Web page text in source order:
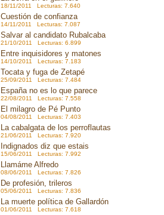
18/11/2011 Lecturas: 7.640
Cuestión de confianza
14/11/2011 Lecturas: 7.087
Salvar al candidato Rubalcaba
21/10/2011 Lecturas: 6.899
Entre inquisidores y matones
14/10/2011 Lecturas: 7.183
Tocata y fuga de Zetapé
25/09/2011 Lecturas: 7.484
España no es lo que parece
22/08/2011 Lecturas: 7.558
El milagro de Pé Punto
04/08/2011 Lecturas: 7.403
La cabalgata de los perroflautas
21/06/2011 Lecturas: 7.920
Indignados diz que estais
15/06/2011 Lecturas: 7.992
Llamáme Alfredo
08/06/2011 Lecturas: 7.826
De profesión, trileros
05/06/2011 Lecturas: 7.836
La muerte política de Gallardón
01/06/2011 Lecturas: 7.618